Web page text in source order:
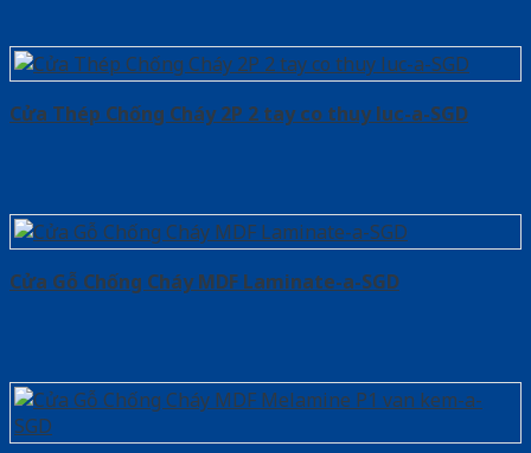
Cửa Thép Chống Cháy 2P 2 tay co thuy luc-a-SGD
Cửa Gỗ Chống Cháy MDF Laminate-a-SGD